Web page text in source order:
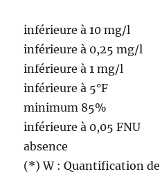
inférieure à 10 mg/l
inférieure à 0,25 mg/l
inférieure à 1 mg/l
inférieure à 5°F
minimum 85%
inférieure à 0,05 FNU
absence
(*) W : Quantification de